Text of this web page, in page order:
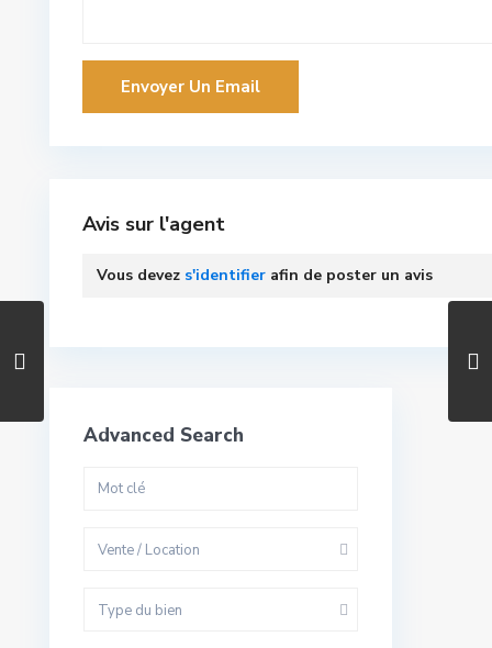
Avis sur l'agent
Vous devez s'identifier afin de poster un avis
Advanced Search
Vente / Location
Type du bien